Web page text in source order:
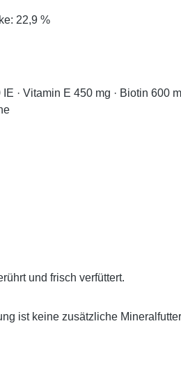
22,9 %
· Vitamin E 450 mg · Biotin 600
und frisch verfüttert.
ist keine zusätzliche